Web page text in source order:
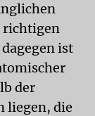
richtigen
ist
der
liegen, die